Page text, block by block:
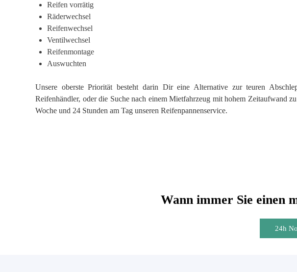
Reifen vorrätig
Räderwechsel
Reifenwechsel
Ventilwechsel
Reifenmontage
Auswuchten
Unsere oberste Priorität besteht darin Dir eine Alternative zur teuren
Reifenhändler, oder die Suche nach einem Mietfahrzeug mit hohem Zeitaufwand
Woche und 24 Stunden am Tag unseren Reifenpannenservice.
Wann immer Sie einen
24h